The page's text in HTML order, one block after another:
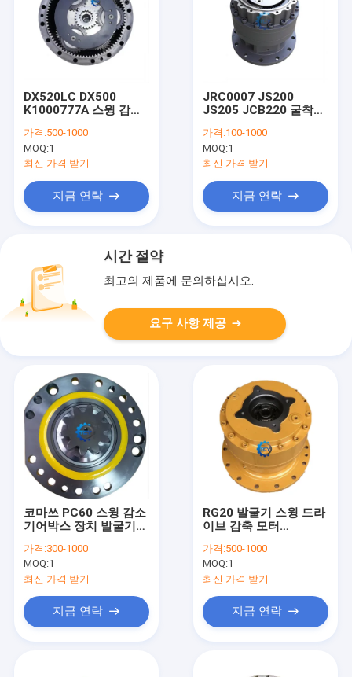
DX520LC DX500
K1000777A 스윙 감소
드라이브 모터 170303-
00105 170303-00040
170301-00001
가격:500-1000
MOQ:1
최신 가격 받기
지금 연락
JRC0007 JS200
JS205 JCB220 굴착기
박스 환속기
가격:100-1000
MOQ:1
최신 가격 받기
지금 연락
시간 절약
최고의 제품에 문의하십시오.
요구 사항 제공
코마쓰 PC60 스윙 감소
기어박스 장치 발굴기
00060
가격:300-1000
MOQ:1
최신 가격 받기
지금 연락
RG20 발굴기 스윙 드라
이브 감축 모터
60042755 Sy365
Sy365pro Sy365H
Sy305
가격:500-1000
MOQ:1
최신 가격 받기
지금 연락